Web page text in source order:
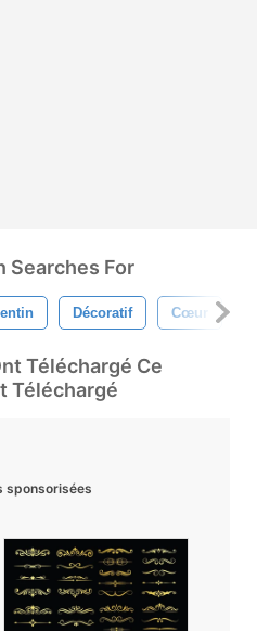
Searches For
Décoratif Cœur
Téléchargé Ce
Téléchargé
sponsorisées